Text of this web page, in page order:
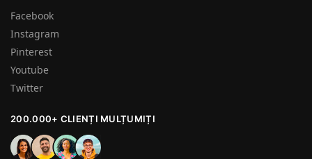
Facebook
Instagram
Pinterest
Youtube
Twitter
200.000+ CLIENȚI MULȚUMIȚI